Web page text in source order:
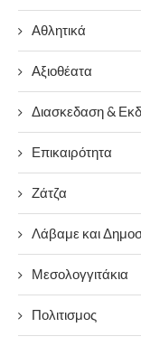
Αθλητικά
Αξιοθέατα
Διασκεδαση &
Επικαιρότητα
Ζάτζα
Λάβαμε και
Μεσολογγιτάκια
Πολιτισμος